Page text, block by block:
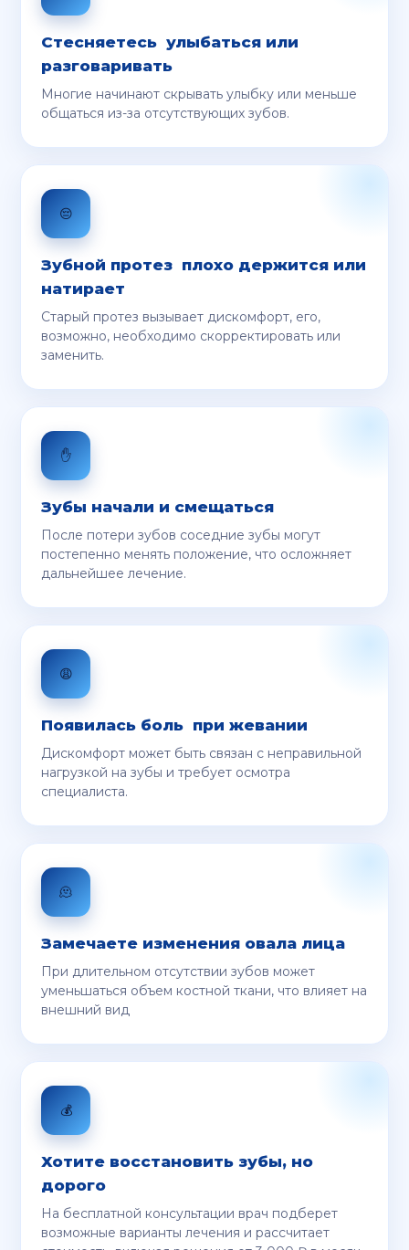
Стесняетесь улыбаться или
разговаривать
Многие начинают скрывать улыбку или меньше
общаться из-за отсутствующих зубов.
😔
Зубной протез плохо держится или
натирает
Старый протез вызывает дискомфорт, его,
возможно, необходимо скорректировать или
заменить.
✋
Зубы начали и смещаться
После потери зубов соседние зубы могут
постепенно менять положение, что осложняет
дальнейшее лечение.
😩
Появилась боль при жевании
Дискомфорт может быть связан с неправильной
нагрузкой на зубы и требует осмотра
специалиста.
🫠
Замечаете изменения овала лица
При длительном отсутствии зубов может
уменьшаться объем костной ткани, что влияет на
внешний вид
💰
Хотите восстановить зубы, но
дорого
На бесплатной консультации врач подберет
возможные варианты лечения и рассчитает